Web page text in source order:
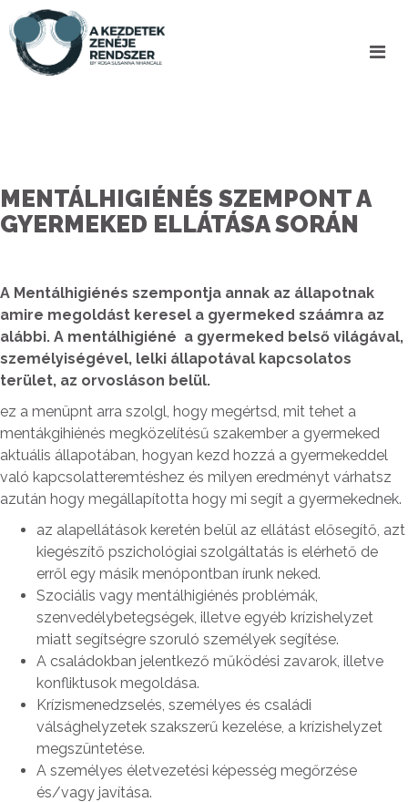
MENTÁLHIGIÉNÉS SZEMPONT A
GYERMEKED ELLÁTÁSA SORÁN
A Mentálhigiénés szempontja annak az állapotnak
amire megoldást keresel a gyermeked száámra az
alábbi. A mentálhigiéné a gyermeked belső világával,
személyiségével, lelki állapotával kapcsolatos
terület, az orvosláson belül.
ez a menüpnt arra szolgl, hogy megértsd, mit tehet a
mentákgihiénés megközelítésű szakember a gyermeked
aktuális állapotában, hogyan kezd hozzá a gyermekeddel
való kapcsolatteremtéshez és milyen eredményt várhatsz
azután hogy megállapította hogy mi segít a gyermekednek.
az alapellátások keretén belül az ellátást elősegítő, azt
kiegészítő pszichológiai szolgáltatás is elérhető de
erről egy másik menópontban írunk neked.
Szociális vagy mentálhigiénés problémák,
szenvedélybetegségek, illetve egyéb krízishelyzet
miatt segítségre szoruló személyek segítése.
A családokban jelentkező működési zavarok, illetve
konfliktusok megoldása.
Krízismenedzselés, személyes és családi
válsághelyzetek szakszerű kezelése, a krízishelyzet
megszüntetése.
A személyes életvezetési képesség megőrzése
és/vagy javítása.